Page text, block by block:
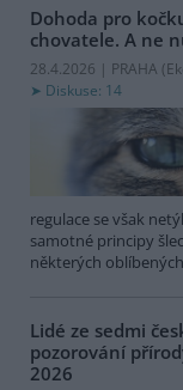
Dohoda pro
chovatele. A ne
28.4.2026 | PRAHA (
Diskuse: 14
regulace se však
samotné principy
některých
Lidé ze sedmi
pozorování
2026